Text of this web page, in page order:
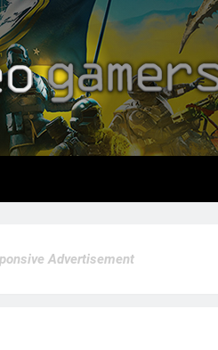
Advertisement